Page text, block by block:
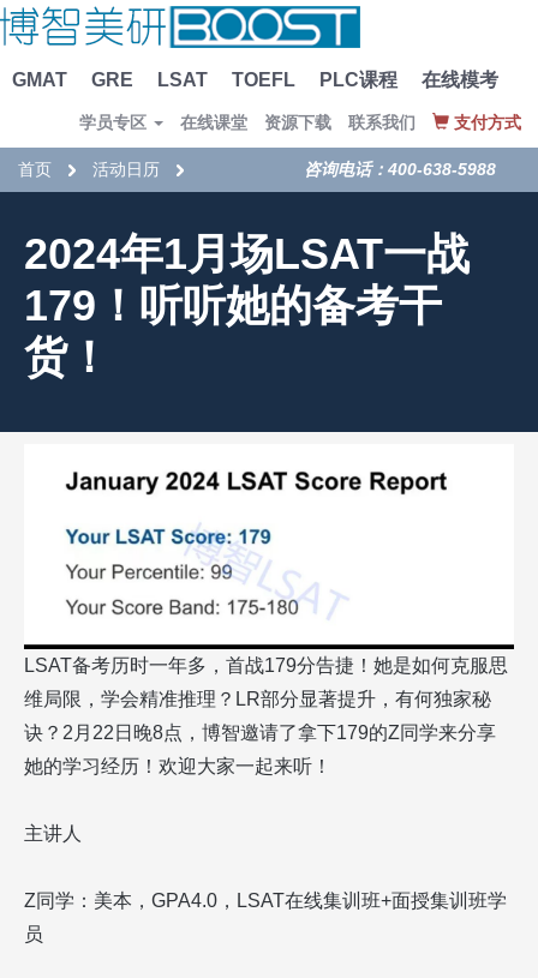
GMAT GRE LSAT TOEFL PLC课程 在线模考
学员专区 在线课堂 资源下载 联系我们 支付方式
首页 活动日历 咨询电话：400-638-5988
2024年1月场LSAT一战
179！听听她的备考干
货！
LSAT备考历时一年多，首战179分告捷！她是如何克服思
维局限，学会精准推理？LR部分显著提升，有何独家秘
诀？2月22日晚8点，博智邀请了拿下179的Z同学来分享
她的学习经历！欢迎大家一起来听！
主讲人
Z同学：美本，GPA4.0，LSAT在线集训班+面授集训班学
员